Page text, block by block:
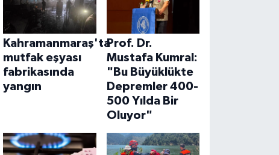
Kahramanmaraş'ta
mutfak eşyası
fabrikasında
yangın
Prof. Dr.
Mustafa Kumral:
"Bu Büyüklükte
Depremler 400-
500 Yılda Bir
Oluyor"